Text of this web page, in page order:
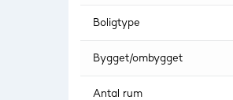
Boligtype
Bygget/ombygget
Antal rum